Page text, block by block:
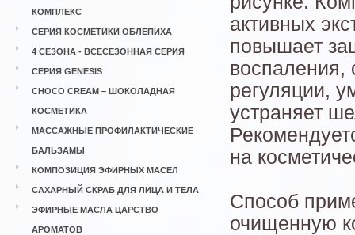
КОМПЛЕКС
СЕРИЯ КОСМЕТИКИ ОБЛЕПИХА
4 СЕЗОНА - ВСЕСЕЗОННАЯ СЕРИЯ
СЕРИЯ GENESIS
CHOCO CREAM – ШОКОЛАДНАЯ
КОСМЕТИКА
МАССАЖНЫЕ ПРОФИЛАКТИЧЕСКИЕ
БАЛЬЗАМЫ
КОМПОЗИЦИЯ ЭФИРНЫХ МАСЕЛ
САХАРНЫЙ СКРАБ ДЛЯ ЛИЦА И ТЕЛА
ЭФИРНЫЕ МАСЛА ЦАРСТВО
АРОМАТОВ
активных
повышает
воспаления,
регуляции,
устраняет
на
Способ
очищенную